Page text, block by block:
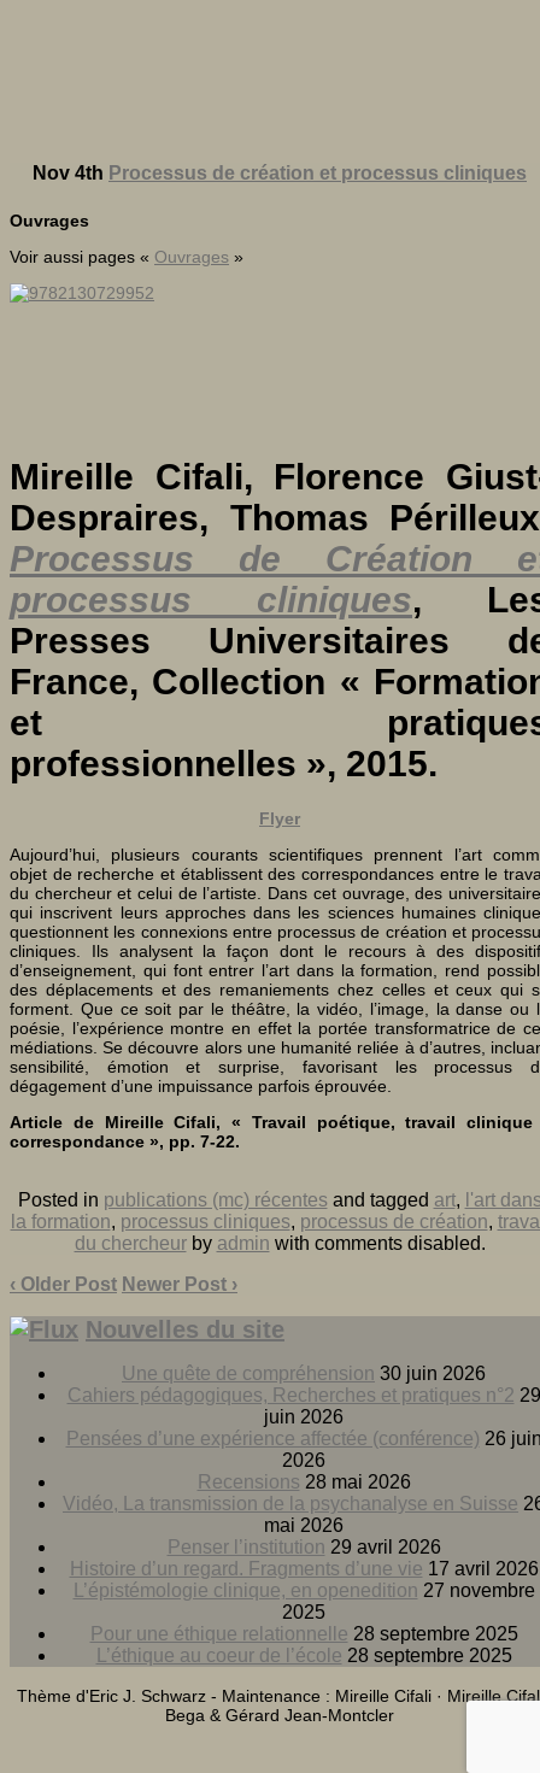
Nov 4th Processus de création et processus cliniques
Ouvrages
Voir aussi pages « Ouvrages »
Mireille Cifali, Florence
Despraires, Thomas
Processus de Création
processus cliniques,
Presses Universitaires
France, Collection «
et
professionnelles », 2015.
Flyer
Aujourd’hui, plusieurs courants scientifiques prennent l’art
objet de recherche et établissent des correspondances entre le
du chercheur et celui de l’artiste. Dans cet ouvrage, des
qui inscrivent leurs approches dans les sciences humaines
questionnent les connexions entre processus de création et
cliniques. Ils analysent la façon dont le recours à des
d’enseignement, qui font entrer l’art dans la formation, rend
des déplacements et des remaniements chez celles et ceux qui
forment. Que ce soit par le théâtre, la vidéo, l’image, la danse ou
poésie, l’expérience montre en effet la portée transformatrice de
médiations. Se découvre alors une humanité reliée à d’autres,
sensibilité, émotion et surprise, favorisant les processus
dégagement d’une impuissance parfois éprouvée.
Article de Mireille Cifali, « Travail poétique, travail
correspondance », pp. 7-22.
Posted in publications (mc) récentesand tagged art, l'art
la formation, processus cliniques, processus de création,
du chercheurby admin with comments disabled.
‹ Older Post Newer Post ›
Nouvelles du site
Une quête de compréhension 30 juin 2026
Cahiers pédagogiques, Recherches et pratiques n°2 29
juin 2026
Pensées d’une expérience affectée (conférence) 26
2026
Recensions 28 mai 2026
Vidéo, La transmission de la psychanalyse en Suisse
mai 2026
Penser l’institution 29 avril 2026
Histoire d’un regard. Fragments d’une vie 17 avril 2026
L’épistémologie clinique, en openedition 27 novembre
2025
Pour une éthique relationnelle 28 septembre 2025
L’éthique au coeur de l’école 28 septembre 2025
Thème d'Eric J. Schwarz - Maintenance : Mireille Cifali · Mireille
Bega & Gérard Jean-Montcler